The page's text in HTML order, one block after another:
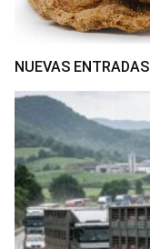
NUEVAS ENTRADAS